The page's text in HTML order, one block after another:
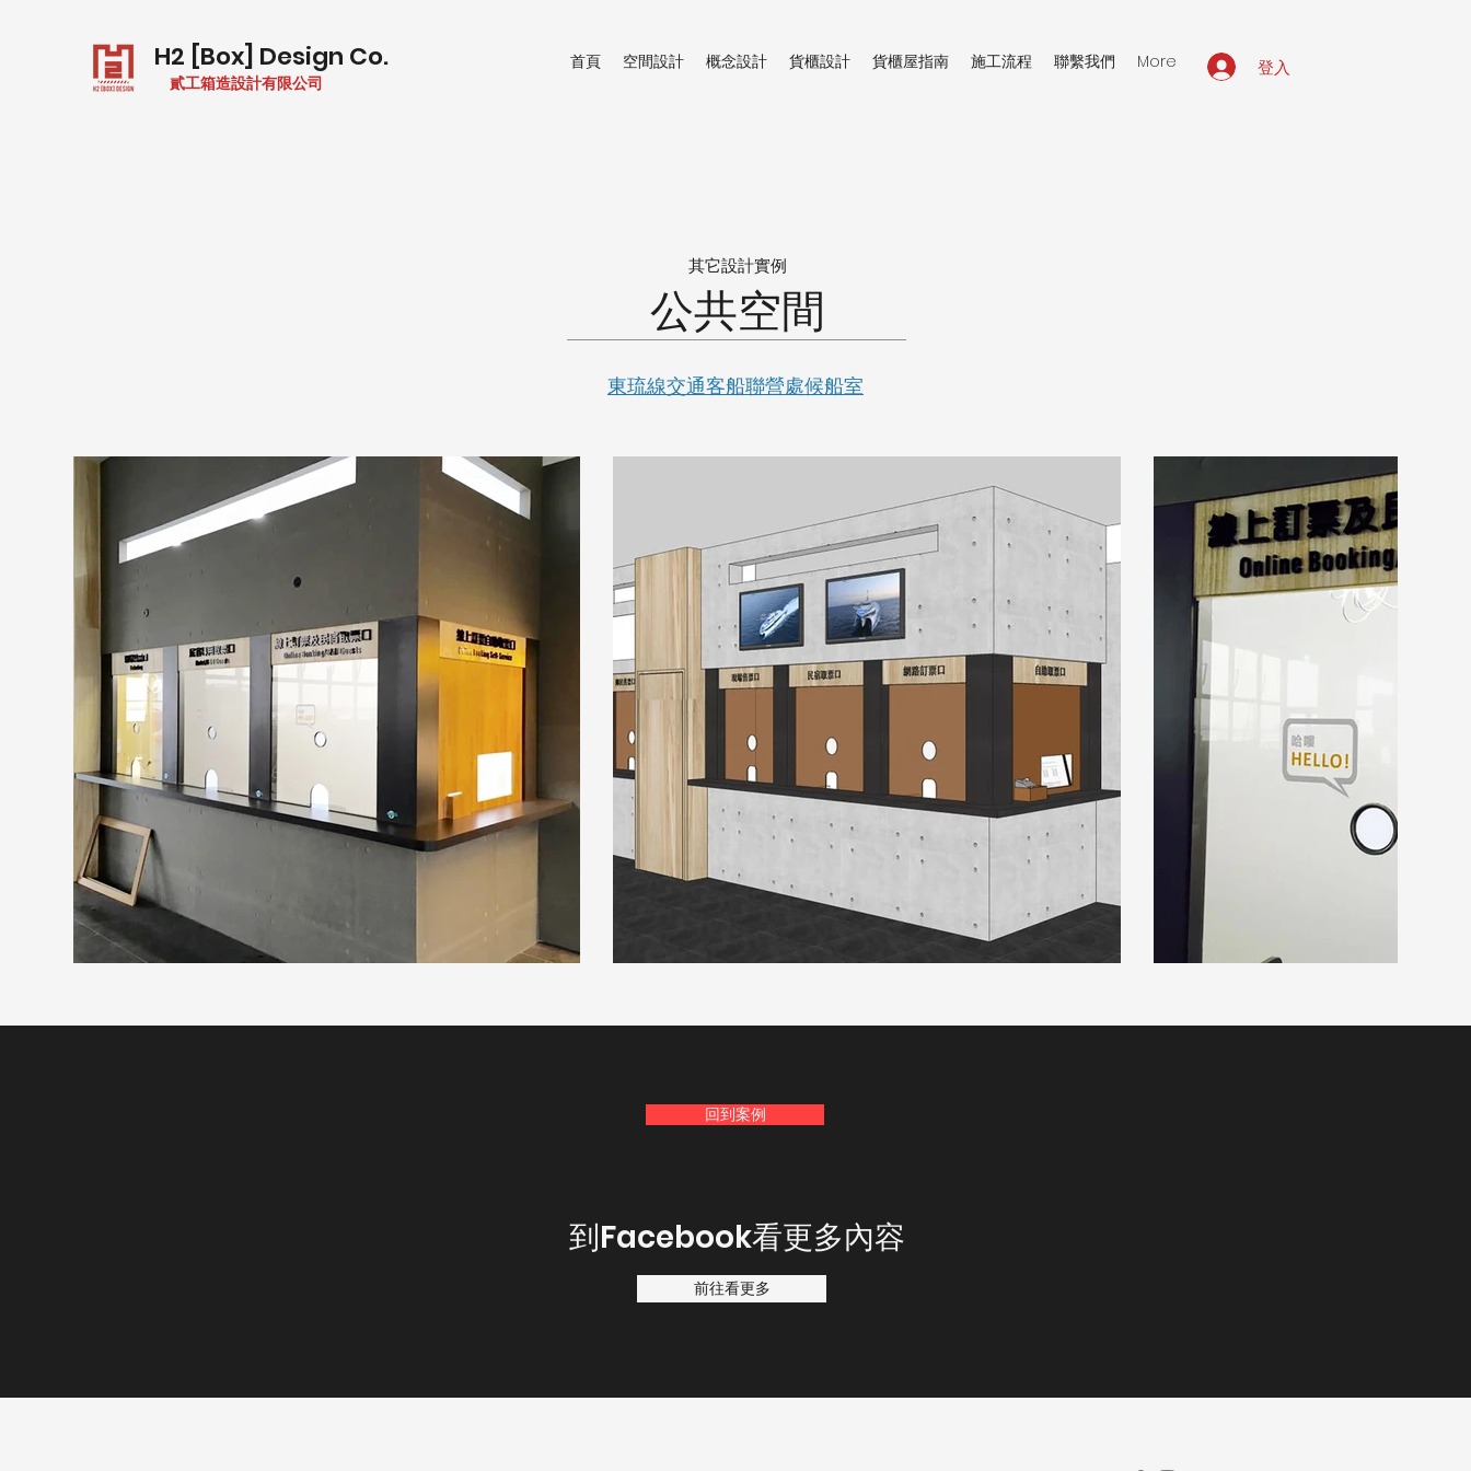
H2 [Box] Design Co.
貳工箱造設計有限公司
首頁 空間設計 概念設計 貨櫃設計 貨櫃屋指南 施工流程 聯繫我們 More 登入
其它設計實例
公共空間
東琉線交通客船聯營處候船室
回到案例
​到Facebook看更多內容
前往看更多